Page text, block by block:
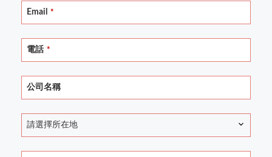
Email *
電話 *
Phone
Number *
公司名稱
請選擇所在地